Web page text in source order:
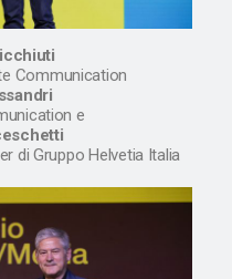
Communication
e
di Gruppo Helvetia Italia